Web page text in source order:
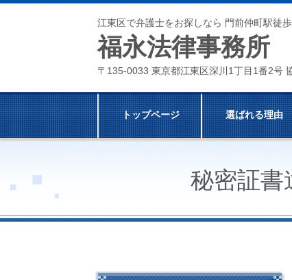
江東区で弁護士をお探しなら 門前仲町駅徒
福永法律事務所
〒135-0033 東京都江東区深川1丁目1番2号
トップページ 選ばれる理由
秘密証書